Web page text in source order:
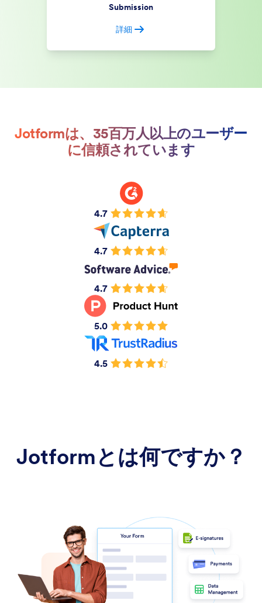
Submission
詳細
Jotformは、35百万人以上のユーザー
に信頼されています
4.7
4.7
4.7
5.0
4.5
Jotformとは何ですか？